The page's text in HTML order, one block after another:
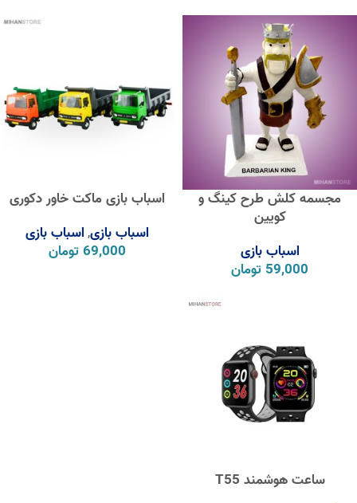
مجسمه کلش طرح کینگ و
کویین
اسباب بازی
59,000 تومان
اسباب بازی ماکت خاور دکوری
اسباب بازی,اسباب بازی
69,000 تومان
ساعت هوشمند T55